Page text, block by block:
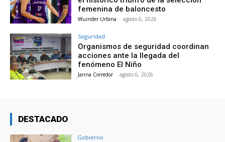
femenina de baloncesto
Wuinder Urbina - agosto 6, 2026
Seguridad
Organismos de seguridad coordinan
acciones ante la llegada del
fenómeno El Niño
Janna Corredor - agosto 6, 2026
DESTACADO
Gobierno